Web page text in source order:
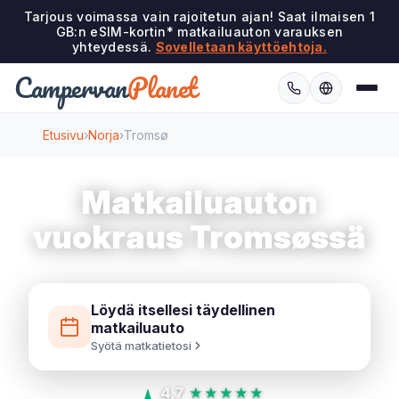
Tarjous voimassa vain rajoitetun ajan! Saat ilmaisen 1
GB:n eSIM-kortin* matkailuauton varauksen
yhteydessä. Sovelletaan käyttöehtoja.
CampervanPlanet
Etusivu›Norja›Tromsø
Matkailuauton
vuokraus Tromsøssä
Löydä itsellesi täydellinen
matkailuauto
Syötä matkatietosi
4,7 ★★★★★